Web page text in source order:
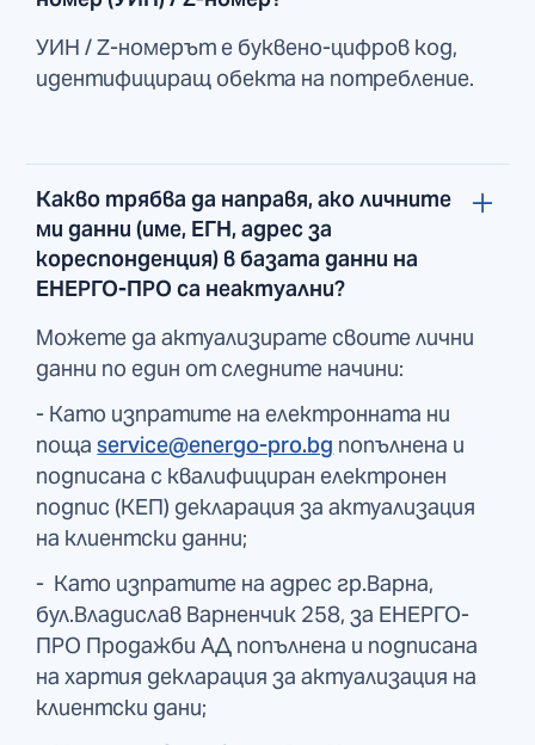
УИН / Z-номерът е буквено-цифров код,
идентифициращ обекта на потребление.
Какво трябва да направя, ако личните
ми данни (име, ЕГН, адрес за
кореспонденция) в базата данни на
ЕНЕРГО-ПРО са неактуални?
Можете да актуализирате своите лични
данни по един от следните начини:
- Като изпратите на електронната ни
пощаservice@energo-pro.bg попълнена и
подписана с квалифициран електронен
подпис (КЕП) декларация за актуализация
на клиентски данни;
- Като изпратите на адрес гр.Варна,
бул.Владислав Варненчик 258, за ЕНЕРГО-
ПРО Продажби АД попълнена и подписана
на хартия декларация за актуализация на
клиентски дани;